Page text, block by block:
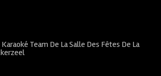
Team De La Salle Des Fêtes De La